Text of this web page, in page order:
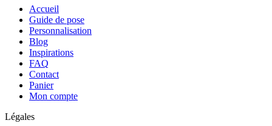
Accueil
Guide de pose
Personnalisation
Blog
Inspirations
FAQ
Contact
Panier
Mon compte
Légales